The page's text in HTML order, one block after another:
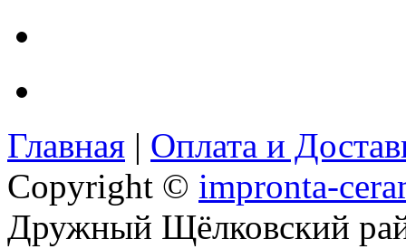
Главная | Оплата и
Copyright © impronta-
Дружный Щёлковский